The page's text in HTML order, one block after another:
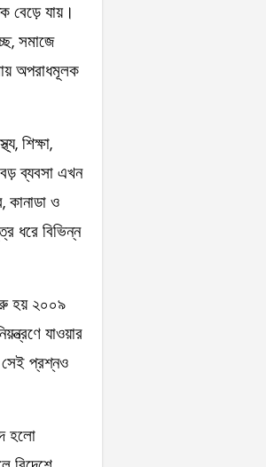
বেড়ে যায়।
সমাজে
অপরাধমূলক
শিক্ষা,
বড় ব্যবসা এখন
কানাডা ও
ধরে বিভিন্ন
হয় ২০০৯
যাওয়ার
সেই প্রশ্নও
হলো